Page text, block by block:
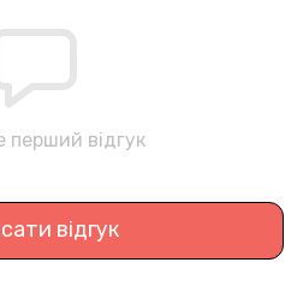
перший відгук
відгук